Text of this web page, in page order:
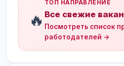
🔥
ТОП НАПРАВЛЕНИЕ
Все свежие
Посмотреть список
работодателей →